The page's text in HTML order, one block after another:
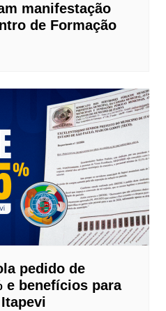
manifestação
de Formação
pedido de
e benefícios para